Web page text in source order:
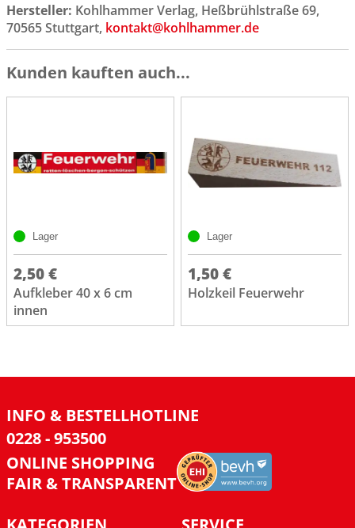
Hersteller: Kohlhammer Verlag, Heßbrühlstraße 69,
70565 Stuttgart, kontakt@kohlhammer.de
Kunden kauften auch...
Lager
2,50 €
Aufkleber 40 x 6 cm
innen
Lager
1,50 €
Holzkeil Feuerwehr
INFO & BESTELLHOTLINE
0228 - 953500
ONLINE SHOPPING
FAIR & TRANSPARENT